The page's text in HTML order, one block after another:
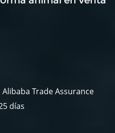
Alibaba Trade Assurance
días